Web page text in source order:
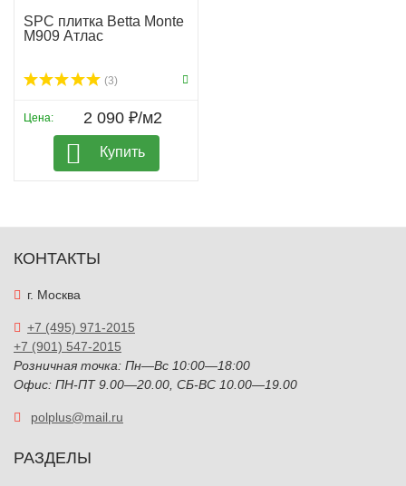
SPC плитка Betta Monte
M909 Атлас
(3)
Цена: 2 090 ₽/м2
Купить
КОНТАКТЫ
г. Москва
+7 (495) 971-2015
+7 (901) 547-2015
Розничная точка: Пн—Вс 10:00—18:00
Офис: ПН-ПТ 9.00—20.00, СБ-ВС 10.00—19.00
polplus@mail.ru
РАЗДЕЛЫ